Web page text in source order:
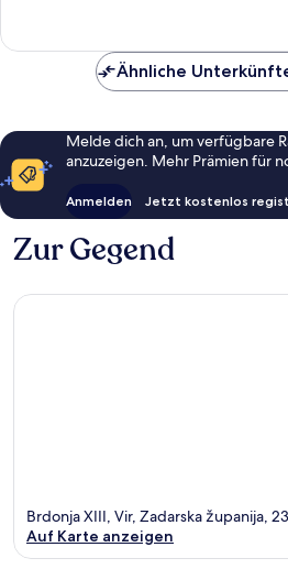
Ähnliche
Melde dich an, um verfügbare
anzuzeigen. Mehr Prämien für
Anmelden Jetzt kostenlos
Zur Gegend
Brdonja XIII, Vir, Zadarska županija,
Auf Karte anzeigen